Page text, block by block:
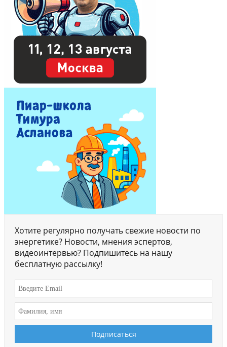
Хотите регулярно получать свежие новости по
энергетике? Новости, мнения эспертов,
видеоинтервью? Подпишитесь на нашу
бесплатную рассылку!